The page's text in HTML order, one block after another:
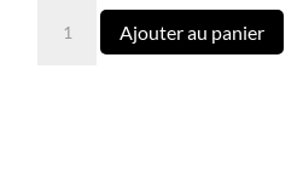
quantité
Ajouter au panier